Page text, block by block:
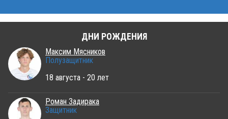
ДНИ РОЖДЕНИЯ
Максим Мясников
Полузащитник
18 августа - 20 лет
Роман Задирака
Защитник